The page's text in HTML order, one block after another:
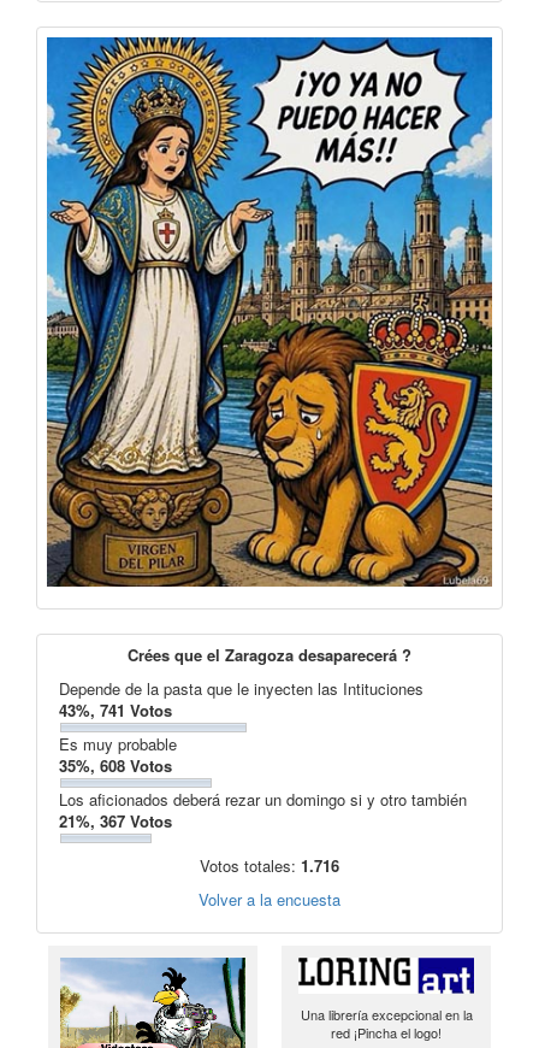
Crées que el Zaragoza desaparecerá ?
Depende de la pasta que le inyecten las Intituciones
43%, 741 Votos
Es muy probable
35%, 608 Votos
Los aficionados deberá rezar un domingo si y otro también
21%, 367 Votos
Votos totales: 1.716
Volver a la encuesta
Una librería excepcional en la
red ¡Pincha el logo!